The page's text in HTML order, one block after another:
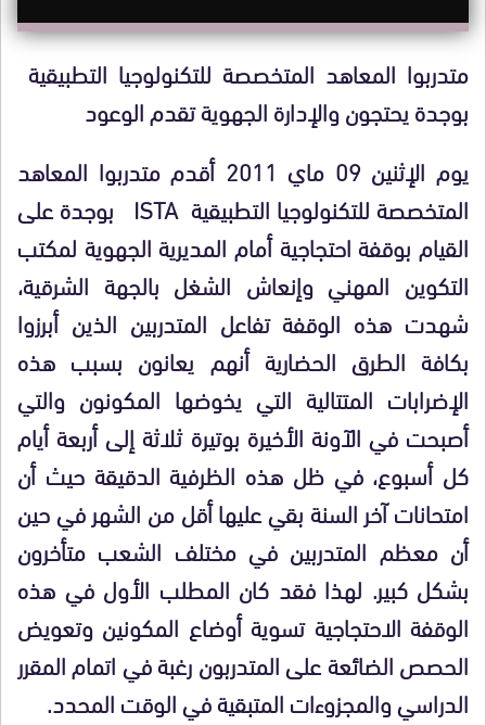
متدربوا المعاهد المتخصصة للتكنولوجيا التطبيقية
بوجدة يحتجون والإدارة الجهوية تقدم الوعود
يوم الإثنين 09 ماي 2011 أقدم متدربوا المعاهد
المتخصصة للتكنولوجيا التطبيقية ISTA بوجدة على
القيام بوقفة احتجاجية أمام المديرية الجهوية لمكتب
التكوين المهني وإنعاش الشغل بالجهة الشرقية،
شهدت هذه الوقفة تفاعل المتدربين الذين أبرزوا
بكافة الطرق الحضارية أنهم يعانون بسبب هذه
الإضرابات المتتالية التي يخوضها المكونون والتي
أصبحت في الآونة الأخيرة بوتيرة ثلاثة إلى أربعة أيام
كل أسبوع، في ظل هذه الظرفية الدقيقة حيث أن
امتحانات آخر السنة بقي عليها أقل من الشهر في حين
أن معظم المتدربين في مختلف الشعب متأخرون
بشكل كبير. لهذا فقد كان المطلب الأول في هذه
الوقفة الاحتجاجية تسوية أوضاع المكونين وتعويض
الحصص الضائعة على المتدربون رغبة في اتمام المقرر
الدراسي والمجزوءات المتبقية في الوقت المحدد.